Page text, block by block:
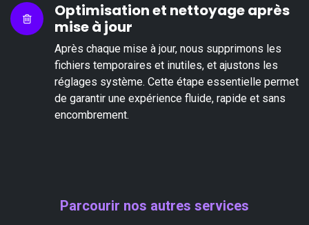
Optimisation et nettoyage après
mise à jour
Après chaque mise à jour, nous supprimons les
fichiers temporaires et inutiles, et ajustons les
réglages système. Cette étape essentielle permet
de garantir une expérience fluide, rapide et sans
encombrement.
Parcourir nos autres services